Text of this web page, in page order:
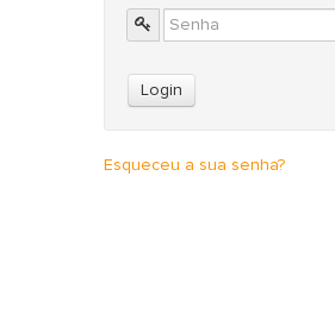
Esqueceu a sua senha?